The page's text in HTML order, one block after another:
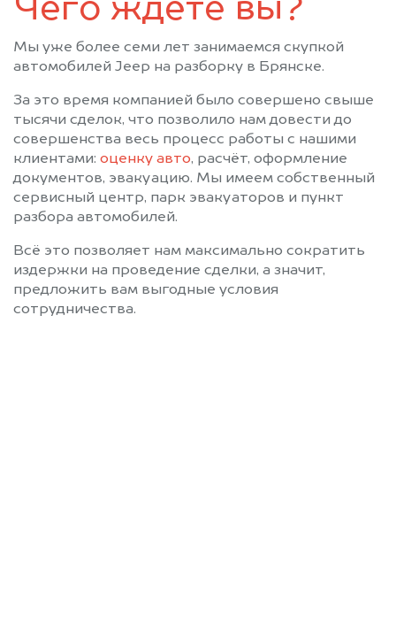
Чего ждёте вы?
Мы уже более семи лет занимаемся скупкой
автомобилей Jeep на разборку в Брянске.
За это время компанией было совершено свыше
тысячи сделок, что позволило нам довести до
совершенства весь процесс работы с нашими
клиентами: оценку авто, расчёт, оформление
документов, эвакуацию. Мы имеем собственный
сервисный центр, парк эвакуаторов и пункт
разбора автомобилей.
Всё это позволяет нам максимально сократить
издержки на проведение сделки, а значит,
предложить вам выгодные условия
сотрудничества.